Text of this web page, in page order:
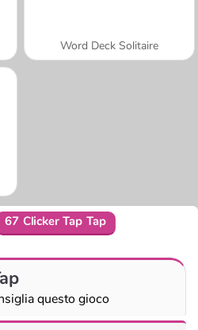
Word Deck Solitaire
67 Clicker Tap Tap
questo gioco